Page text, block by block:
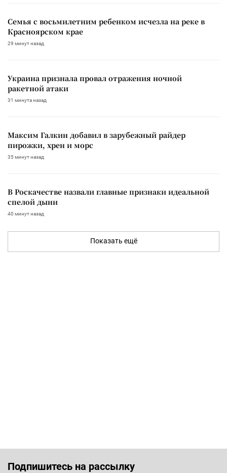
Семья с восьмилетним ребенком исчезла на реке в
Красноярском крае
29 минут назад
Украина признала провал отражения ночной
ракетной атаки
31 минута назад
Максим Галкин добавил в зарубежный райдер
пирожки, хрен и морс
35 минут назад
В Роскачестве назвали главные признаки идеальной
спелой дыни
40 минут назад
Показать ещё
Подпишитесь на рассылку